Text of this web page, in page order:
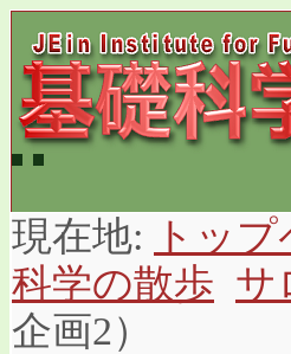
現在地: トッ
科学の散歩 サ
企画2）